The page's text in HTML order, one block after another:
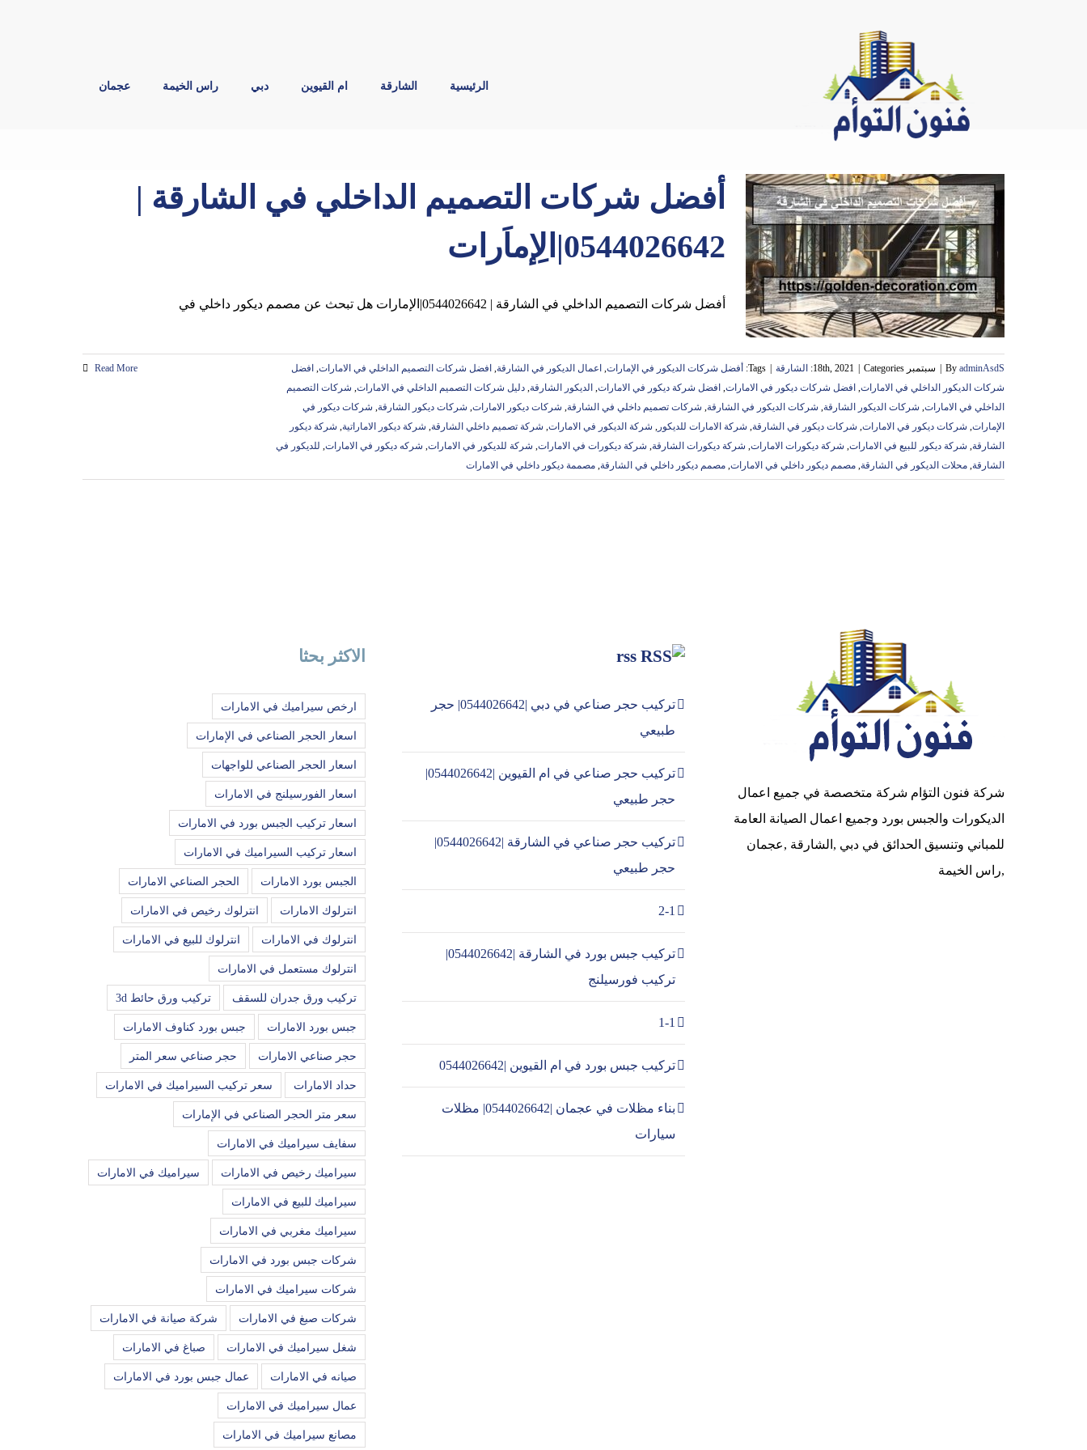
الرئيسية الشارقة ام القيوين دبي راس الخيمة عجمان
أفضل شركات التصميم الداخلي في الشارقة |
0544026642|الِإماَرات
أفضل شركات التصميم الداخلي في الشارقة | 0544026642|الإمارات هل تبحث عن مصمم ديكور داخلي في
By adminAsdS سبتمبر 18th, 2021 Categories: الشارقة Tags: أفضل شركات الديكور في الإمارات, اعمال الديكور في الشارقة, افضل شركات التصميم الداخلي في الامارات, افضل
شركات الديكور الداخلي في الامارات, افضل شركات ديكور في الامارات, افضل شركة ديكور في الامارات, الديكور الشارقة, دليل شركات التصميم الداخلي في الامارات, شركات التصميم
الداخلي في الامارات, شركات الديكور الشارقة, شركات الديكور في الشارقة, شركات تصميم داخلي في الشارقة, شركات ديكور الامارات, شركات ديكور الشارقة, شركات ديكور في
الإمارات, شركات ديكور في الامارات, شركات ديكور في الشارقة, شركة الامارات للديكور , شركة الديكور في الامارات, شركة تصميم داخلي الشارقة, شركة ديكور الاماراتية, شركة ديكور
الشارقة, شركة ديكور للبيع في الامارات, شركة ديكورات الامارات, شركة ديكورات الشارقة, شركة ديكورات في الامارات, شركة للديكور في الامارات, شركه ديكور في الامارات, للديكور في
الشارقة, محلات الديكور في الشارقة, مصمم ديكور داخلي في الامارات, مصمم ديكور داخلي في الشارقة, مصممة ديكور داخلي في الامارات
Read More
شركة فنون التؤام شركة متخصصة في جميع اعمال
الديكورات والجبس بورد وجميع اعمال الصيانة العامة
للمباني وتنسيق الحدائق في دبي ,الشارقة ,عجمان
,راس الخيمة
rss
تركيب حجر صناعي في دبي |0544026642| حجر
طبيعي
تركيب حجر صناعي في ام القيوين |0544026642|
حجر طبيعي
تركيب حجر صناعي في الشارقة |0544026642|
حجر طبيعي
2-1
تركيب جبس بورد في الشارقة |0544026642|
تركيب فورسيلنج
1-1
تركيب جبس بورد في ام القيوين |0544026642
بناء مظلات في عجمان |0544026642| مظلات
سيارات
الاكثر بحثا
ارخص سيراميك في الامارات
اسعار الحجر الصناعي في الإمارات
اسعار الحجر الصناعي للواجهات
اسعار الفورسيلنج في الامارات
اسعار تركيب الجبس بورد في الامارات
اسعار تركيب السيراميك في الامارات
الجبس بورد الامارات الحجر الصناعي الامارات
انترلوك الامارات انترلوك رخيص في الامارات
انترلوك في الامارات انترلوك للبيع في الامارات
انترلوك مستعمل في الامارات
تركيب ورق جدران للسقف تركيب ورق حائط 3d
جبس بورد الامارات جبس بورد كناوف الامارات
حجر صناعي الامارات حجر صناعي سعر المتر
حداد الامارات سعر تركيب السيراميك في الامارات
سعر متر الحجر الصناعي في الإمارات
سفايف سيراميك في الامارات
سيراميك رخيص في الامارات سيراميك في الامارات
سيراميك للبيع في الامارات
سيراميك مغربي في الامارات
شركات جبس بورد في الامارات
شركات سيراميك في الامارات
شركات صبغ في الامارات شركة صيانة في الامارات
شغل سيراميك في الامارات صباغ في الامارات
صيانه في الامارات عمال جبس بورد في الامارات
عمال سيراميك في الامارات
مصانع سيراميك في الامارات